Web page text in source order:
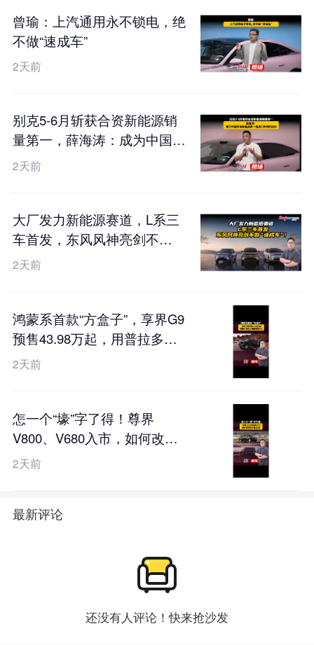
曾瑜：上汽通用永不锁电，绝
不做“速成车”
2天前
别克5-6月斩获合资新能源销
量第一，薛海涛：成为中国市
场新能源第一是我们未来的目
2天前
大厂发力新能源赛道，L系三
车首发，东风风神亮剑不
做“速成车”！
2天前
鸿蒙系首款“方盒子”，享界G9
预售43.98万起，用普拉多的
价格硬刚卫士？
2天前
怎一个“壕”字了得！尊界
V800、V680入市，如何改写
百万豪华局？
2天前
最新评论
还没有人评论！快来抢沙发